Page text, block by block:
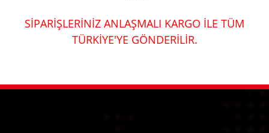
SİPARİŞLERİNİZ ANLAŞMALI KARGO İLE TÜM
TÜRKİYE'YE GÖNDERİLİR.